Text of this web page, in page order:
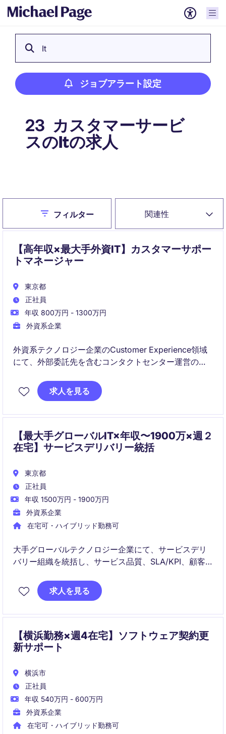
It
ジョブアラート設定
23 カスタマーサービ
スのItの求人
関連性
Closeフィルター
【高年収×最大手外資IT】カスタマーサポー
トマネージャー
東京都
正社員
年収 800万円 - 1300万円
外資系企業
外資系テクノロジー企業のCustomer Experience領域
にて、外部委託先を含むコンタクトセンター運営の最
です。
現場運営の支援だけでなく、データ分析、レポーティ
した役割です。
求人を見る
【最大手グローバルIT×年収〜1900万×週２
在宅】サービスデリバリー統括
東京都
正社員
年収 1500万円 - 1900万円
外資系企業
在宅可・ハイブリッド勤務可
大手グローバルテクノロジー企業にて、サービスデリ
バリー組織を統括し、サービス品質、SLA/KPI、顧客
トポジションです。複数チームのピープルマネージメ
ント、品質改善、エスカレーション対応、グローバル
求人を見る
【横浜勤務×週4在宅】ソフトウェア契約更
新サポート
横浜市
正社員
年収 540万円 - 600万円
外資系企業
在宅可・ハイブリッド勤務可